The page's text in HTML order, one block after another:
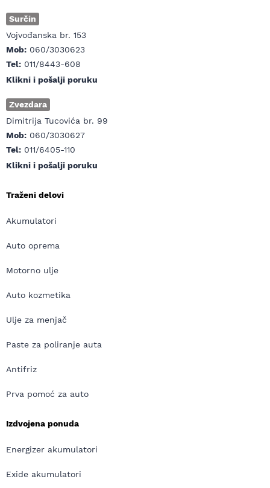
Surčin
Vojvođanska br. 153
Mob: 060/3030623
Tel: 011/8443-608
Klikni i pošalji poruku
Zvezdara
Dimitrija Tucovića br. 99
Mob: 060/3030627
Tel: 011/6405-110
Klikni i pošalji poruku
Traženi delovi
Akumulatori
Auto oprema
Motorno ulje
Auto kozmetika
Ulje za menjač
Paste za poliranje auta
Antifriz
Prva pomoć za auto
Izdvojena ponuda
Energizer akumulatori
Exide akumulatori